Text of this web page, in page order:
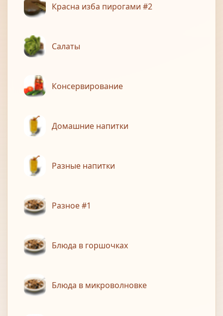
Красна изба пирогами #2
Салаты
Консервирование
Домашние напитки
Разные напитки
Разное #1
Блюда в горшочках
Блюда в микроволновке